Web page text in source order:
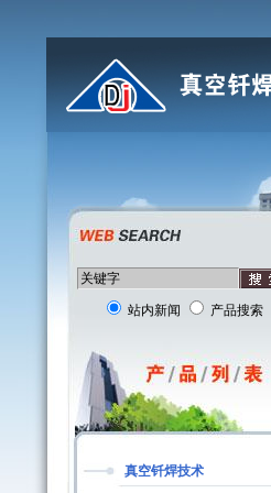
站内新闻 产品搜索
真空钎焊技术